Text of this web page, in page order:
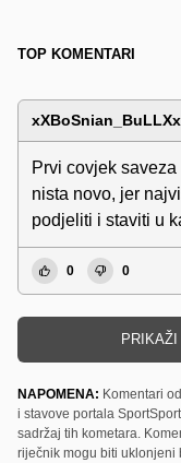
TOP KOMENTARI
xXBoSnian_BuLLXx
Prvi covjek
nista novo, jer
podjeliti i staviti u
0 0
NAPOMENA: Komentari
i stavove portala
sadržaj tih kometara.
riječnik mogu biti uklonjeni